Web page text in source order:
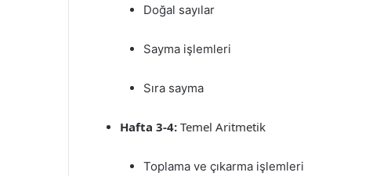
Doğal sayılar
Sayma işlemleri
Sıra sayma
Hafta 3-4: Temel Aritmetik
Toplama ve çıkarma işlemleri